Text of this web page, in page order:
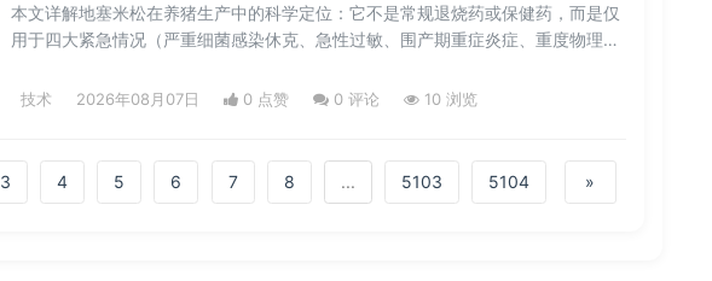
本文详解地塞米松在养猪生产中的科学定位：它不是常规退烧药或保健药，而是仅
用于四大紧急情况（严重细菌感染休克、急性过敏、围产期重症炎症、重度物理应
关键用药铁律（不可单用、必须递减停药、剂量与休药期规范），帮助养殖人员规
技术 2026年08月07日 0 点赞 0 评论 10 浏览
3 4 5 6 7 8 ... 5103 5104 »